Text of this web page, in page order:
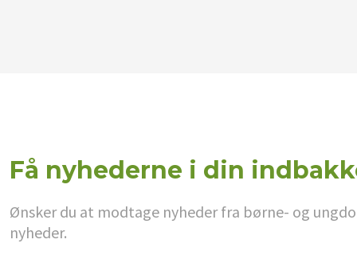
Få nyhederne i din
Ønsker du at modtage nyheder fra børne- og
nyheder.